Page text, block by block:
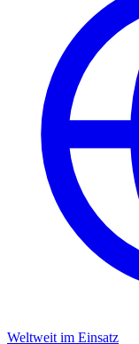
Weltweit im Einsatz